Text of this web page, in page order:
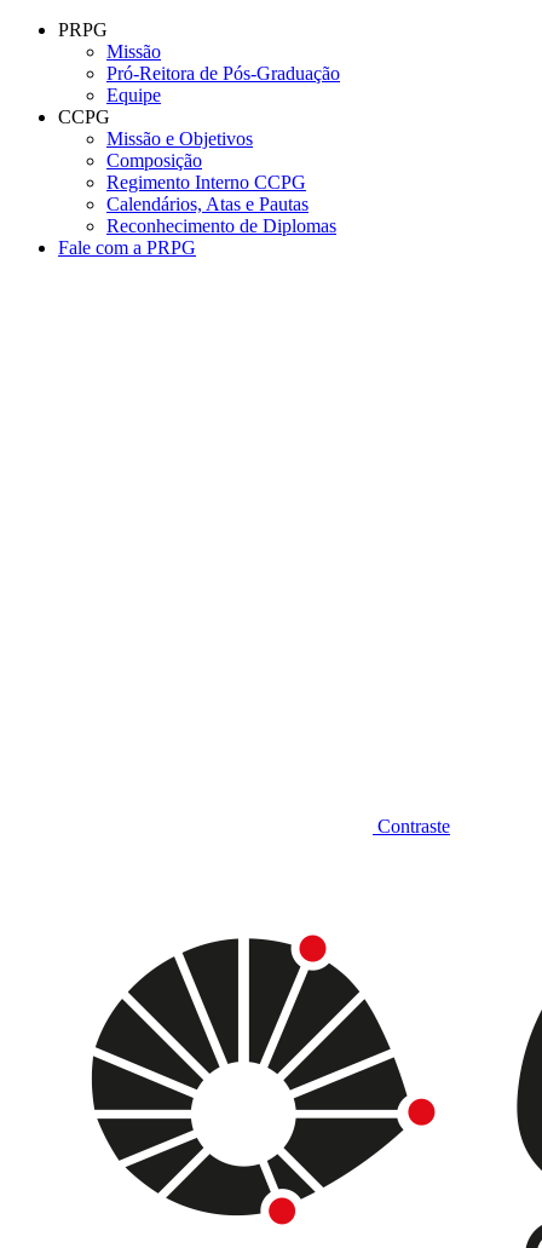
Conteúdo principal
PRPG
Missão
Pró-Reitora de Pós-Graduação
Equipe
CCPG
Missão e Objetivos
Composição
Regimento Interno CCPG
Calendários, Atas e Pautas
Reconhecimento de Diplomas
Fale com a PRPG
Contraste